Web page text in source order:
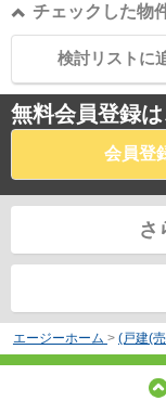
チェックした物
検討リストに
無料会員登録
会員登
さ
エージーホーム > (戸建(